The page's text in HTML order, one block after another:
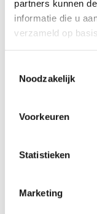
partners kunnen
informatie die u
verzameld op
Noodzakelijk
Voorkeuren
Statistieken
Marketing